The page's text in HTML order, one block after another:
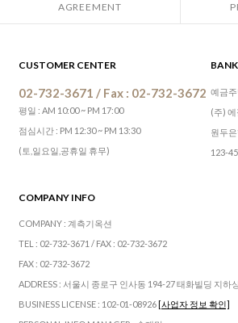
AGREEMENT
CUSTOMER CENTER
02-732-3671 / Fax : 02-732-3672
평일 : AM 10:00 ~ PM 17:00
점심시간 : PM 12:30 ~ PM 13:30
(토,일요일,공휴일 휴무)
예금
(주)
원두
123-
COMPANY INFO
COMPANY : 계측기옥션
TEL : 02-732-3671 / FAX : 02-732-3672
FAX : 02-732-3672
ADDRESS : 서울시 종로구 인사동 194-27 태화빌딩 지하
BUSINESS LICENSE : 102-01-08926[사업자 정보 확인]